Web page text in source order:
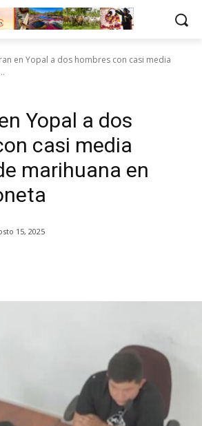
en Yopal a dos hombres con casi media
Yopal a dos
casi media
marihuana en
15, 2025